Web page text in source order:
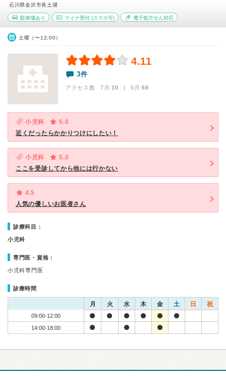
石川県金沢市長土塀
駐車場あり マイナ受付(スマホ可) 電子処方せん対応
土曜（〜12:00）
4.11
3件
アクセス数 7月:10 | 6月:69
小児科
5.0
近くだったらかかりつけにしたい！
小児科
5.0
ここを受診してから他には行かない
4.5
人気の優しいお医者さん
診療科目：
小児科
専門医・資格：
小児科専門医
診療時間
月 火 水 木 金 土 日 祝
09:00-12:00
14:00-18:00